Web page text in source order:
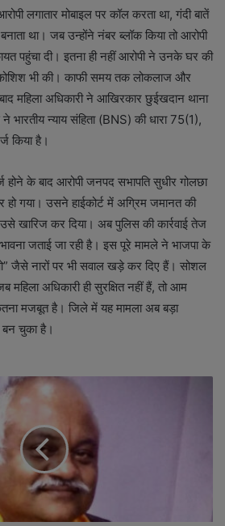
लगातार मोबाइल पर कॉल करता था, गंदी बातें
था। जब उन्होंने नंबर ब्लॉक किया तो आरोपी
पहुंचा दी। इतना ही नहीं आरोपी ने उनके घर की
कोशिश भी की। काफी समय तक लोकलाज और
महिला अधिकारी ने आखिरकार छुईखदान थाना
भारतीय न्याय संहिता (BNS) की धारा 75(1),
किया है।
के बाद आरोपी जनपद सभापति सुधीर गोलछा
हो गया। उसने हाईकोर्ट में अग्रिम जमानत की
खारिज कर दिया। अब पुलिस की कार्रवाई तेज
जताई जा रही है। इस पूरे मामले ने भाजपा के
जैसे नारों पर भी सवाल खड़े कर दिए हैं। सोशल
महिला अधिकारी ही सुरक्षित नहीं हैं, तो आम
मजबूत है। जिले में यह मामला अब बड़ा
बन चुका है।